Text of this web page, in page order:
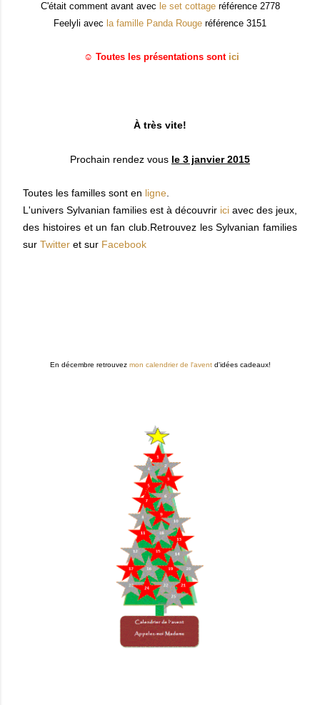
C'était comment avant avec le set cottageréférence 2778
Feelyli avec la famille Panda Rouge référence 3151
☺ Toutes les présentations sont ici
À très vite!
Prochain rendez vous le 3 janvier 2015
Toutes les familles sont en ligne
L'univers Sylvanian families est à découvrir ici avec des jeux,
des histoires et un fan club.Retrouvez les Sylvanian families
sur Twitter et sur Facebook
En décembre retrouvez mon calendrier de l'aventd'idées cadeaux!